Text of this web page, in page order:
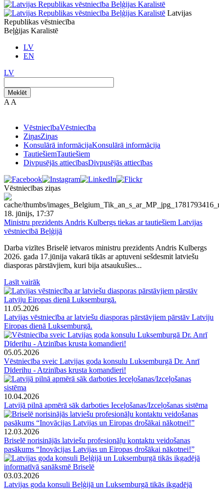
Latvijas
Republikas vēstniecība
Beļģijas Karalistē
LV
EN
LV
Meklēt
A A
VēstniecībaVēstniecība
ZiņasZiņas
Konsulārā informācijaKonsulārā informācija
TautiešiemTautiešiem
Divpusējās attiecībasDivpusējās attiecības
Vēstniecības ziņas
18. jūnijs, 17:37
Ministru prezidents Andris Kulbergs tiekas ar tautiešiem Latvijas
vēstniecībā Beļģijā
Darba vizītes Briselē ietvaros ministru prezidents Andris Kulbergs
2026. gada 17.jūnija vakarā tikās ar aptuveni sešdesmit latviešu
diasporas pārstāvjiem, kuri bija atsaukušies...
Lasīt vairāk
11.05.2026
Latvijas vēstniecība ar latviešu diasporas pārstāvjiem pārstāv Latviju
Eiropas dienā Luksemburgā.
05.05.2026
Vēstniecība sveic Latvijas goda konsulu Luksemburgā Dr. Anrī
Dīderihu - Atzinības krusta komandieri!
10.04.2026
Latvijā pilnā apmērā sāk darboties Ieceļošanas/Izceļošanas sistēma
12.03.2026
Briselē norisinājās latviešu profesionāļu kontaktu veidošanas
pasākums “Inovācijas Latvijas un Eiropas drošākai nākotnei!”
03.03.2026
Latvijas goda konsuli Beļģijā un Luksemburgā tikās ikgadējā